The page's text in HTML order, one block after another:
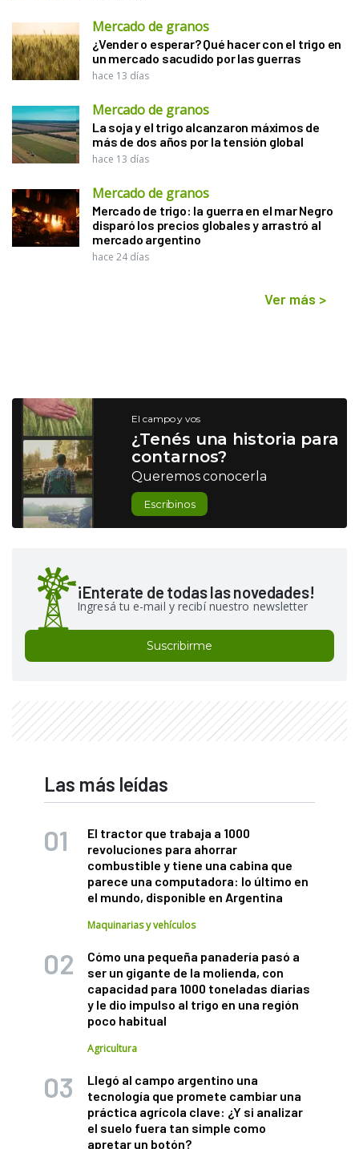
Mercado de granos
¿Vender o esperar? Qué hacer con el trigo en
un mercado sacudido por las guerras
hace 13 días
Mercado de granos
La soja y el trigo alcanzaron máximos de
más de dos años por la tensión global
hace 13 días
Mercado de granos
Mercado de trigo: la guerra en el mar Negro
disparó los precios globales y arrastró al
mercado argentino
hace 24 días
Ver más >
El campo y vos
¿Tenés una historia para
contarnos?
Queremos conocerla
Escribinos
¡Enterate de todas las novedades!
Ingresá tu e-mail y recibí nuestro newsletter
Suscribirme
Las más leídas
El tractor que trabaja a 1000
revoluciones para ahorrar
combustible y tiene una cabina que
parece una computadora: lo último en
el mundo, disponible en Argentina
Maquinarias y vehículos
Cómo una pequeña panadería pasó a
ser un gigante de la molienda, con
capacidad para 1000 toneladas diarias
y le dio impulso al trigo en una región
poco habitual
Agricultura
Llegó al campo argentino una
tecnología que promete cambiar una
práctica agrícola clave: ¿Y si analizar
el suelo fuera tan simple como
apretar un botón?